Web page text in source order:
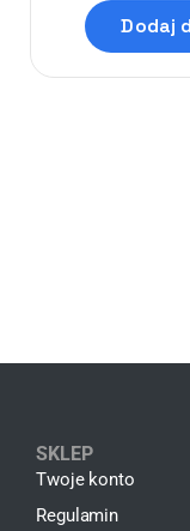
Dodaj
SKLEP
Twoje konto
Regulamin